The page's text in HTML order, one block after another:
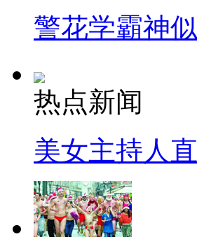
警花学霸神
热点新闻
美女主持人